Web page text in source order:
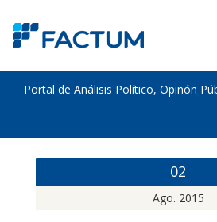
Portal de Análisis Político, Opinón
02
Ago. 2015